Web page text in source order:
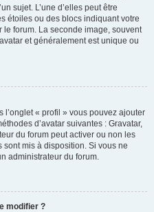
sujet. L’une d’elles peut être
étoiles ou des blocs indiquant votre
le forum. La seconde image, souvent
et généralement est unique ou
l’onglet « profil » vous pouvez ajouter
d’avatar suivantes : Gravatar,
du forum peut activer ou non les
mis à disposition. Si vous ne
administrateur du forum.
modifier ?